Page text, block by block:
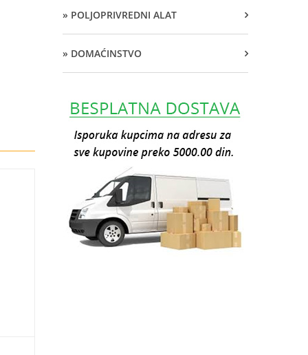
» POLJOPRIVREDNI ALAT
» DOMAĆINSTVO